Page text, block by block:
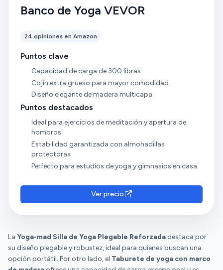
Banco de Yoga VEVOR
24 opiniones en Amazon
Puntos clave
Capacidad de carga de 300 libras
Cojín extra grueso para mayor comodidad
Diseño elegante de madera multicapa
Puntos destacados
Ideal para ejercicios de meditación y apertura de
hombros
Estabilidad garantizada con almohadillas
protectoras
Perfecto para estudios de yoga y gimnasios en casa
Ver precio
La Yoga-mad Silla de Yoga Plegable Reforzada destaca por
su diseño plegable y robustez, ideal para quienes buscan una
opción portátil. Por otro lado, el Taburete de yoga con marco